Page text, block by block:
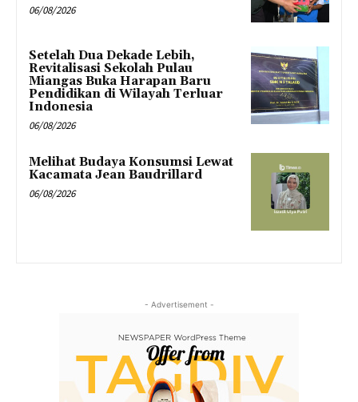
06/08/2026
Setelah Dua Dekade Lebih,
Revitalisasi Sekolah Pulau
Miangas Buka Harapan Baru
Pendidikan di Wilayah Terluar
Indonesia
06/08/2026
Melihat Budaya Konsumsi Lewat
Kacamata Jean Baudrillard
06/08/2026
- Advertisement -